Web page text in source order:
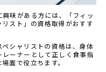
味がある方には、「フィッ
スト」の資格取得がおすす
シャリストの資格は、身体
ーナーとして正しく食事指
面で役立ちます。